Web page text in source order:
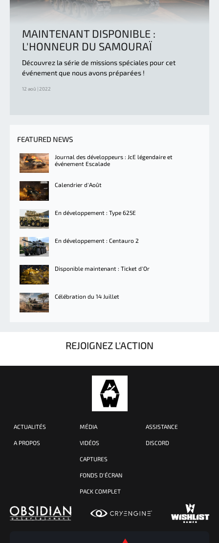
MAINTENANT DISPONIBLE :
L'HONNEUR DU SAMOURAÏ
Découvrez la série de missions spéciales pour cet
événement que nous avons préparées !
12 aoû | 2022
FEATURED NEWS
Journal des développeurs : JcE légendaire et
événement Escalade
Calendrier d'Août
En développement : Type 625E
En développement : Centauro 2
Disponible maintenant : Ticket d'Or
Célébration du 14 Juillet
REJOIGNEZ L'ACTION
ACTUALITÉS
A PROPOS
MÉDIA
VIDÉOS
CAPTURES
FONDS D'ÉCRAN
PACK COMPLET
ASSISTANCE
DISCORD